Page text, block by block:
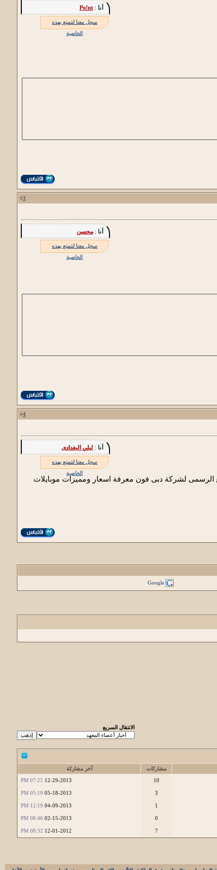
أنا :Po!nt
سجل معنا لتتمتع بهذه
الخاصية
3
أنا :محسن
سجل معنا لتتمتع بهذه
الخاصية
4
أنا : ليلي البغدادى
سجل معنا لتتمتع بهذه
الخاصية
الرسمى لشركة دبى فون معرفة اسعار ومميزات موبايلات
Google
الانتقال السريع
مشاركات
آخر مشاركة
10
12-29-2013
07:25 PM
3
05-18-2013
05:19 PM
1
04-09-2013
12:19 PM
0
02-15-2013
08:46 PM
7
12-01-2012
08:32 PM